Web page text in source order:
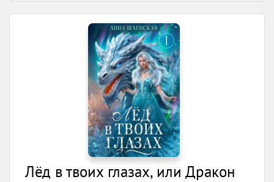
Лёд в твоих глазах, или Дракон